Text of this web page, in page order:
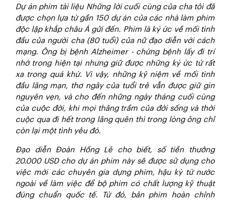
Dự án phim tài liệu Những lời cuối cùng của cha tôi đã
được chọn lựa từ gần 150 dự án của các nhà làm phim
độc lập khắp châu Á gửi đến. Phim là ký ức về mối tình
đầu của người cha (80 tuổi) của nữ đạo diễn với cách
mạng. Ông bị bệnh Alzheimer - chứng bệnh lấy đi trí
nhớ trong hiện tại nhưng giữ được những ký ức từ rất
xa trong quá khứ. Vì vậy, những kỷ niệm về mối tình
đầu lãng mạn, thơ ngây của tuổi trẻ vẫn được giữ gìn
nguyên vẹn, và cho đến những ngày tháng cuối cùng
của cuộc đời, khi mọi thăng trầm của đời sống và thời
cuộc qua đi hết trong lãng quên thì trong lòng ông chỉ
còn lại một tình yêu đó.
Đạo diễn Đoàn Hồng Lê cho biết, số tiền thưởng
20.000 USD cho dự án phim này sẽ được sử dụng cho
việc mời các chuyên gia dựng phim, hậu kỳ từ nước
ngoài về làm việc để bộ phim có chất lượng kỹ thuật
đúng chuẩn quốc tế. Từ đó, bản phim hoàn chỉnh